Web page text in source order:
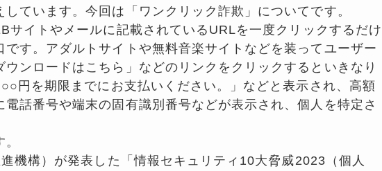
ています。今回は「ワンクリック詐欺」についてです。
イトやメールに記載されているURLを一度クリックするだけ
す。アダルトサイトや無料音楽サイトなどを装ってユーザー
ンロードはこちら」などのリンクをクリックするといきなり
円を期限までにお支払いください。」などと表示され、高額
話番号や端末の固有識別番号などが表示され、個人を特定さ
機構）が発表した「情報セキュリティ10大脅威2023（個人